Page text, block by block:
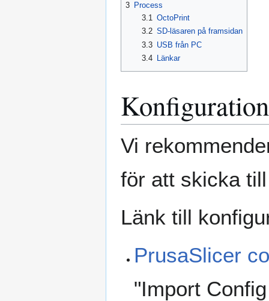
3 Process
3.1 OctoPrint
3.2 SD-läsaren på framsidan
3.3 USB från PC
3.4
Länkar
Konfiguration
Vi
för att skicka
Länk till
PrusaSlicer
"Import